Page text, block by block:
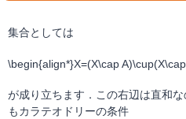
集合としては
\begin{align*}X=(X\cap
が成り立ちます．この右辺は直和
もカラテオドリーの条件